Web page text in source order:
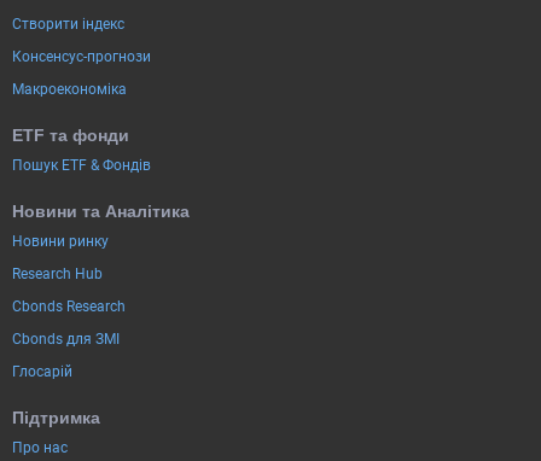
Створити індекс
Консенсус-прогнози
Макроекономіка
ETF та фонди
Пошук ETF & Фондів
Новини та Аналітика
Новини ринку
Research Hub
Cbonds Research
Cbonds для ЗМІ
Глосарій
Підтримка
Про нас